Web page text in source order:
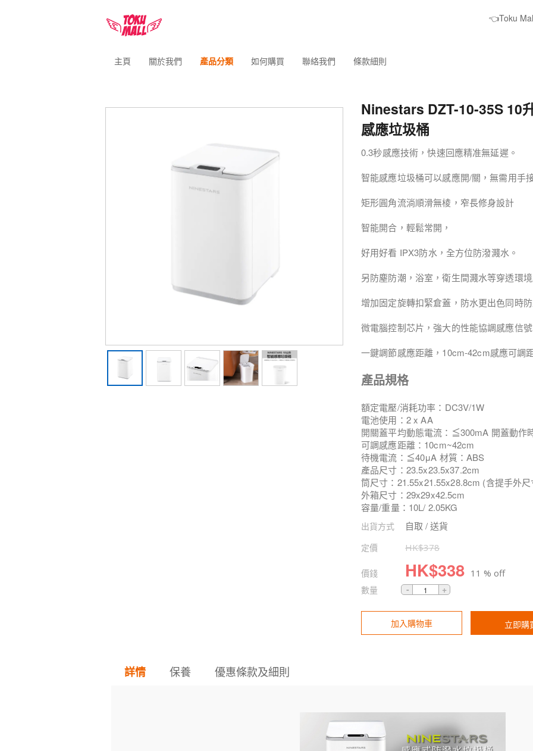
👈Toku
主頁 關於我們 產品分類 如何購買 聯絡我們 條款細則
Ninestars DZT-10-35S 10
感應垃圾桶
0.3秒感應技術，快速回應精准無延遲。
智能感應垃圾桶可以感應開/關，無需用手
矩形圓角流淌順滑無棱，窄長修身設計
智能開合，輕鬆常開，
好用好看 IPX3防水，全方位防潑濺水。
另防塵防潮，浴室，衛生間濺水等穿透環
增加固定旋轉扣緊倉蓋，防水更出色同時
微電腦控制芯片，強大的性能協調感應信號
一鍵調節感應距離，10cm-42cm感應可調
產品規格
額定電壓/消耗功率：DC3V/1W
電池使用：2 x AA
開關蓋平均動態電流：≦300mA 開蓋動作
可調感應距離：10cm~42cm
待機電流：≦40μA 材質：ABS
產品尺寸：23.5x23.5x37.2cm
筒尺寸：21.55x21.55x28.8cm (含提手外
外箱尺寸：29x29x42.5cm
容量/重量：10L/ 2.05KG
出貨方式 自取 / 送貨
定價 HK$378
價錢 HK$338 11 % off
數量
加入購物車 立即購
詳情 保養 優惠條款及細則